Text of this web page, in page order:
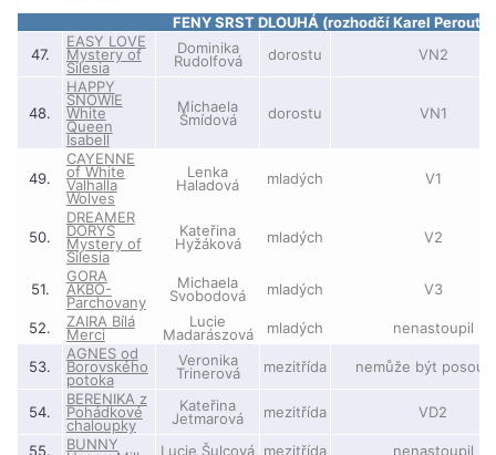
FENY SRST DLOUHÁ (rozhodčí Karel
47.
EASY LOVE
Mystery of
Silesia
Dominika
Rudolfová dorostu VN2
48.
HAPPY
SNOWIE
White
Queen
Isabell
Michaela
Šmídová dorostu VN1
49.
CAYENNE
of White
Valhalla
Wolves
Lenka
Haladová mladých V1
50.
DREAMER
DORYS
Mystery of
Silesia
Kateřina
Hyžáková mladých V2
51.
GORA
AKBO-
Parchovany
Michaela
Svobodová mladých V3
52. ZAIRA Bílá
Merci
Lucie
Madarászová mladých nenastoupil
53.
AGNES od
Borovského
potoka
Veronika
Trinerová mezitřída nemůže být
54.
BERENIKA z
Pohádkové
chaloupky
Kateřina
Jetmarová mezitřída VD2
55. BUNNY Lucie Šulcová mezitřída nenastoupil